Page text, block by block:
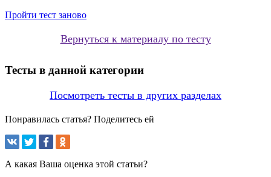
Пройти тест заново
Вернуться к материалу по тесту
Тесты в данной категории
Посмотреть тесты в других разделах
Понравилась статья? Поделитесь ей
А какая Ваша оценка этой статьи?